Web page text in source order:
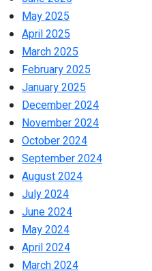
May 2025
April 2025
March 2025
February 2025
January 2025
December 2024
November 2024
October 2024
September 2024
August 2024
July 2024
June 2024
May 2024
April 2024
March 2024